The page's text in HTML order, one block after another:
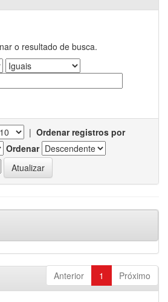
o resultado de busca.
| Ordenar registros por
Ordenar
Anterior 1 Próximo